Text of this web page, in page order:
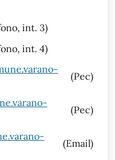
int. 3)
int. 4)
(Pec)
(Pec)
(Email)